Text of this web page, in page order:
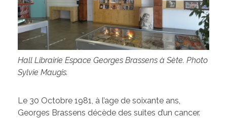
Hall Librairie Espace Georges Brassens à Sète. Photo
Sylvie Maugis.
Le 30 Octobre 1981, à l’age de soixante ans,
Georges Brassens décède des suites d’un cancer.